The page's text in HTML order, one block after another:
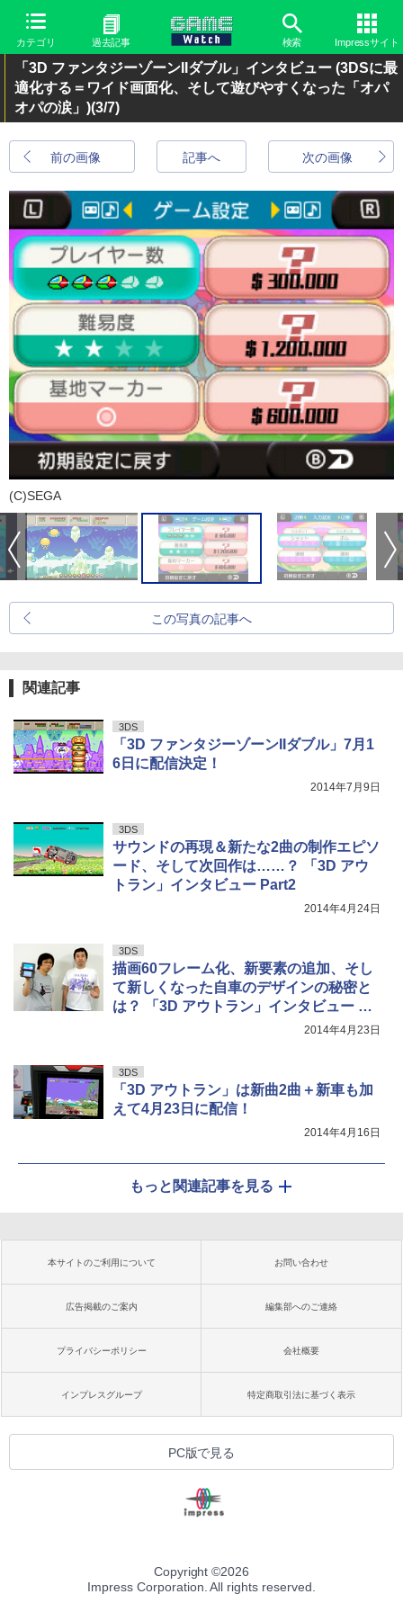
カテゴリ 過去記事 検索 Impressサイト
「3D ファンタジーゾーンIIダブル」インタビュー (3DSに最
適化する＝ワイド画面化、そして遊びやすくなった「オパ
オパの涙」)(3/7)
前の画像 次の画像
記事へ
(C)SEGA
この写真の記事へ
関連記事
3DS
「3D ファンタジーゾーンIIダブル」7月1
6日に配信決定！
2014年7月9日
3DS
サウンドの再現＆新たな2曲の制作エピソ
ード、そして次回作は……？ 「3D アウ
トラン」インタビュー Part2
2014年4月24日
3DS
描画60フレーム化、新要素の追加、そし
て新しくなった自車のデザインの秘密と
は？ 「3D アウトラン」インタビュー Pa
2014年4月23日
3DS
「3D アウトラン」は新曲2曲＋新車も加
えて4月23日に配信！
2014年4月16日
もっと関連記事を見る
本サイトのご利用について お問い合わせ
広告掲載のご案内 編集部へのご連絡
プライバシーポリシー 会社概要
インプレスグループ 特定商取引法に基づく表示
PC版で見る
Copyright ©2026
Impress Corporation. All rights reserved.